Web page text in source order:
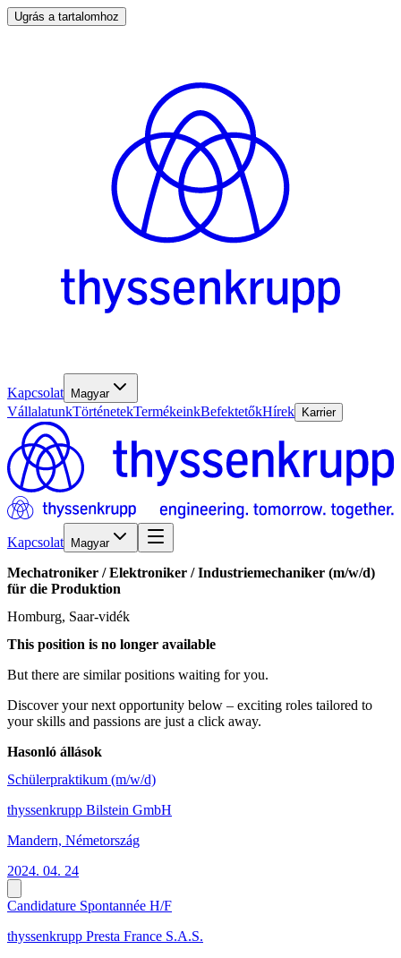
Ugrás a tartalomhoz
Kapcsolat Magyar
VállalatunkTörténetekTermékeinkBefektetőkHírek Karrier
Kapcsolat Magyar
Mechatroniker /​ Elektroniker /​ Industriemechaniker (m/w/d)
für die Produktion
Homburg, Saar-vidék
This position is no longer available
But there are similar positions waiting for you.
Discover your next opportunity below – exciting roles tailored to
your skills and passions are just a click away.
Hasonló állások
Schülerpraktikum (m/w/d)
thyssenkrupp Bilstein GmbH
Mandern, Németország
2024. 04. 24
Candidature Spontannée H/F
thyssenkrupp Presta France S.A.S.